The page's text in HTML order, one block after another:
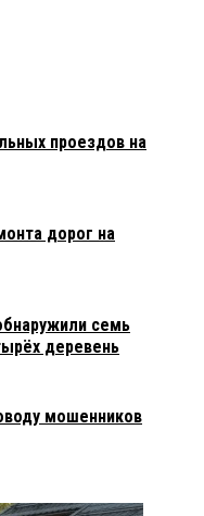
проездов на
дорог на
семь
деревень
мошенников